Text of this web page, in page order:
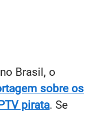
Brasil, o
sobre os
pirata. Se